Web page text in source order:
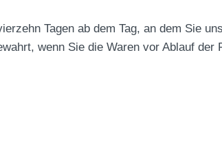
Tagen ab dem Tag, an dem Sie
wenn Sie die Waren vor Ablauf der